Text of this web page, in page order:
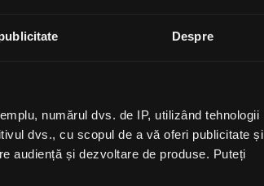
Despre
numărul dvs. de IP, utilizând tehnologii
dvs., cu scopul de a vă oferi publicitate și
audiență și dezvoltare de produse. Puteți
la Bosquito au mai
oficial discul vinil
Un material care a
iubitori de muzică cu un